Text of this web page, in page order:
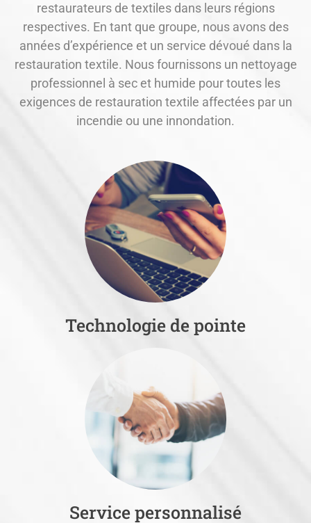
restaurateurs de textiles dans leurs régions
respectives. En tant que groupe, nous avons des
années d’expérience et un service dévoué dans la
restauration textile. Nous fournissons un nettoyage
professionnel à sec et humide pour toutes les
exigences de restauration textile affectées par un
incendie ou une innondation.
Technologie de pointe
Service personnalisé